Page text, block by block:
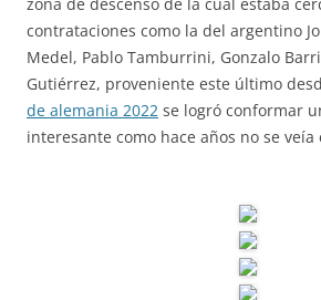
contrataciones como la del argentino
Medel, Pablo Tamburrini, Gonzalo
Gutiérrez, proveniente este último
de alemania 2022 se logró conformar
interesante como hace años no se